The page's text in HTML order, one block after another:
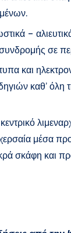
–
σε
και
καθ’ όλη τη
μέσα
σκάφη και